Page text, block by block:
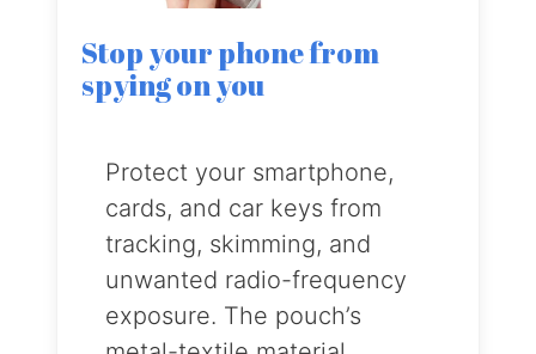
Stop your phone from
spying on you
Protect your smartphone,
cards, and car keys from
tracking, skimming, and
unwanted radio-frequency
exposure. The pouch’s